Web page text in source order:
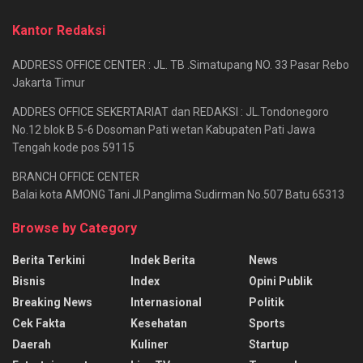
Kantor Redaksi
ADDRESS OFFICE CENTER : JL. TB .Simatupang NO. 33 Pasar Rebo
Jakarta Timur
ADDRES OFFICE SEKERTARIAT dan REDAKSI : JL.Tondonegoro
No.12 blok B 5-6 Dosoman Pati wetan Kabupaten Pati Jawa
Tengah kode pos 59115
BRANCH OFFICE CENTER
Balai kota AMONG Tani Jl.Panglima Sudirman No.507 Batu 65313
Browse by Category
Berita Terkini
Bisnis
Breaking News
Cek Fakta
Daerah
Indek Berita
Index
Internasional
Kesehatan
Kuliner
News
Opini Publik
Politik
Sports
Startup